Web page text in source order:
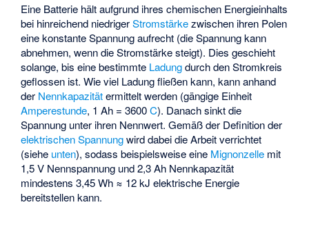
Eine Batterie hält aufgrund ihres chemischen Energieinhalts
bei hinreichend niedrigerStromstärkezwischen ihren Polen
eine konstante Spannung aufrecht (die Spannung kann
abnehmen, wenn die Stromstärke steigt). Dies geschieht
solange, bis eine bestimmte Ladungdurch den Stromkreis
geflossen ist. Wie viel Ladungfließen kann, kann anhand
der Nennkapazitätermittelt werden (gängige Einheit
Amperestunde, 1 Ah = 3600C). Danach sinkt die
Spannung unter ihren Nennwert. Gemäß der Definition der
elektrischen Spannungwird dabei die Arbeitverrichtet
(siehe unten), sodass beispielsweise eine Mignonzelle mit
1,5 V Nennspannung und 2,3 Ah Nennkapazität
mindestens 3,45 Wh ≈ 12 kJ elektrische Energie
bereitstellen kann.